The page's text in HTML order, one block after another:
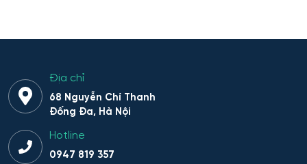
Địa chỉ
68 Nguyễn Chí Thanh
Đống Đa, Hà Nội
Hotline
0947 819 357